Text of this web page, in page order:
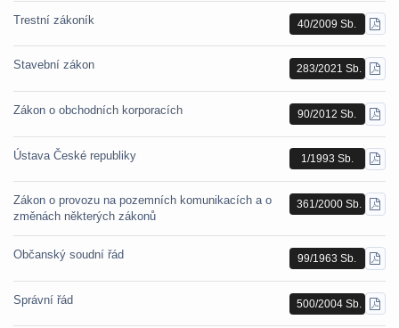
Trestní zákoník 40/2009 Sb.
PDF
Stavební zákon 283/2021 Sb.
PDF
Zákon o obchodních korporacích 90/2012 Sb.
PDF
Ústava České republiky 1/1993 Sb.
PDF
Zákon o provozu na pozemních komunikacích a o
změnách některých zákonů
361/2000 Sb.
PDF
Občanský soudní řád 99/1963 Sb.
PDF
Správní řád 500/2004 Sb.
PDF